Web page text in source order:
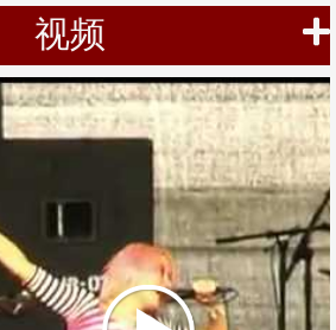
视频